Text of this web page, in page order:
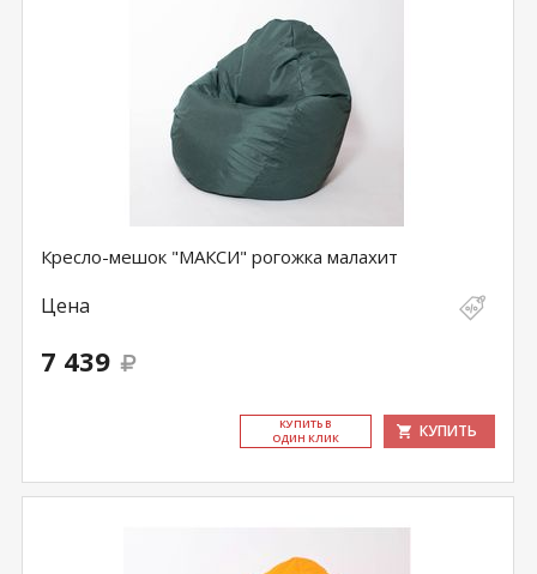
Кресло-мешок "МАКСИ" рогожка малахит
Цена
7 439
КУ­ПИТЬ В
ОДИН КЛИК
КУПИТЬ